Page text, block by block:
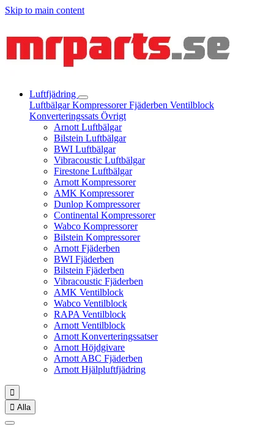
Skip to main content
Luftfjädring
LuftbälgarKompressorerFjäderben Ventilblock
Konverteringssats Övrigt
Arnott Luftbälgar
Bilstein Luftbälgar
BWI Luftbälgar
Vibracoustic Luftbälgar
Firestone Luftbälgar
Arnott Kompressorer
AMK Kompressorer
Dunlop Kompressorer
Continental Kompressorer
Wabco Kompressorer
Bilstein Kompressorer
Arnott Fjäderben
BWI Fjäderben
Bilstein Fjäderben
Vibracoustic Fjäderben
AMK Ventilblock
Wabco Ventilblock
RAPA Ventilblock
Arnott Ventilblock
Arnott Konverteringssatser
Arnott Höjdgivare
Arnott ABC Fjäderben
Arnott Hjälpluftfjädring

 Alla